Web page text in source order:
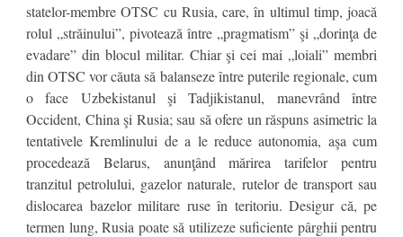
statelor-membre OTSC cu Rusia, care, în ultimul timp, joacă
rolul „străinului”, pivotează între „pragmatism” şi „dorinţa de
evadare” din blocul militar. Chiar şi cei mai „loiali” membri
din OTSC vor căuta să balanseze între puterile regionale, cum
o face Uzbekistanul şi Tadjikistanul, manevrând între
Occident, China şi Rusia; sau să ofere un răspuns asimetric la
tentativele Kremlinului de a le reduce autonomia, aşa cum
procedează Belarus, anunţând mărirea tarifelor pentru
tranzitul petrolului, gazelor naturale, rutelor de transport sau
dislocarea bazelor militare ruse în teritoriu. Desigur că, pe
termen lung, Rusia poate să utilizeze suficiente pârghii pentru